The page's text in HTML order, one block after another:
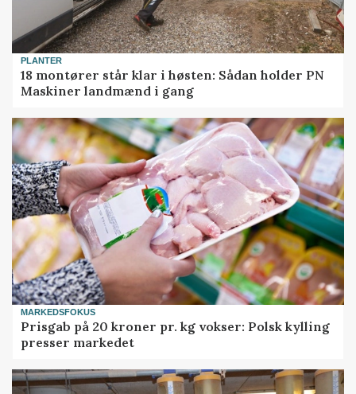
PLANTER
18 montører står klar i høsten: Sådan holder PN
Maskiner landmænd i gang
MARKEDSFOKUS
Prisgab på 20 kroner pr. kg vokser: Polsk kylling
presser markedet